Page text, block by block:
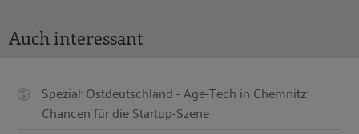
Auch interessant
Spezial: Ostdeutschland - Age-Tech in Chemnitz:
Chancen für die Startup-Szene